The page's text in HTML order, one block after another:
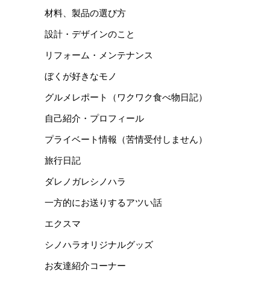
材料、製品の選び方
設計・デザインのこと
リフォーム・メンテナンス
ぼくが好きなモノ
グルメレポート（ワクワク食べ物日記）
自己紹介・プロフィール
プライベート情報（苦情受付しません）
旅行日記
ダレノガレシノハラ
一方的にお送りするアツい話
エクスマ
シノハラオリジナルグッズ
お友達紹介コーナー